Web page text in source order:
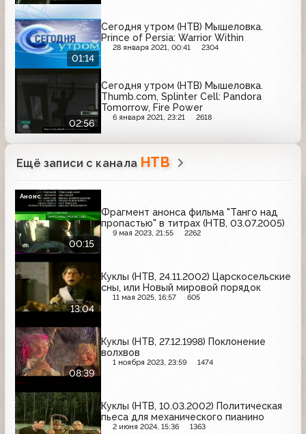
01:14
Сегодня утром (НТВ) Мышеловка.
Prince of Persia: Warrior Within
28 января 2021, 00:41 2304
02:56
Сегодня утром (НТВ) Мышеловка.
Thumb.com, Splinter Cell: Pandora
Tomorrow, Fire Power
6 января 2021, 23:21 2618
Ещё записи с канала НТВ
00:15
Фрагмент анонса фильма "Танго над
пропастью" в титрах (НТВ, 03.07.2005)
9 мая 2023, 21:55 2262
Анонс
13:04
Куклы (НТВ, 24.11.2002) Царскосельские
сны, или Новый мировой порядок
11 мая 2025, 16:57 605
08:39
Куклы (НТВ, 27.12.1998) Поклонение
волхвов
1 ноября 2023, 23:59 1474
Куклы (НТВ, 10.03.2002) Политическая
пьеса для механического пианино
2 июня 2024, 15:36 1363